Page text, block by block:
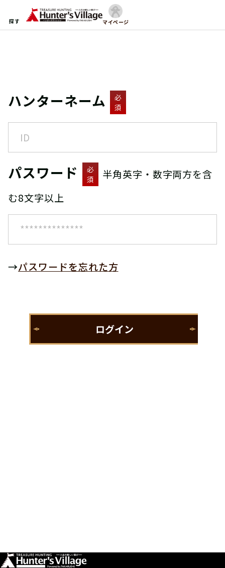
探す マイページ
ハンターネーム
必
須
パスワード
必
須
半角英字・数字両方を含
む8文字以上
→パスワードを忘れた方